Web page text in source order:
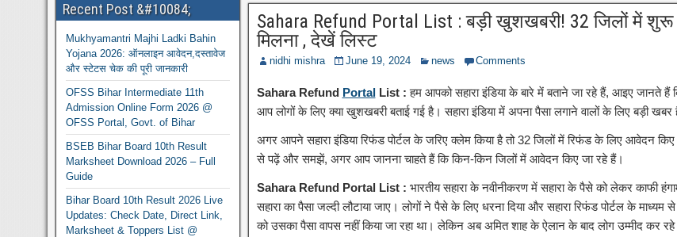
Sahara Refund Portal List : बड़ी खुशखबरी! 32 जिलों में शुरू
मिलना , देखें लिस्ट
nidhi mishra June 19, 2024 news Comments
Sahara Refund PortalList :हम आपको सहारा इंडिया के बारे में बताने जा रहे हैं, आइए जानते
आप लोगों के लिए क्या खुशखबरी बताई गई है। सहारा इंडिया में अपना पैसा लगाने वालों के लिए बड़ी खबर
अगर आपने सहारा इंडिया रिफंड पोर्टल के जरिए क्लेम किया है तो 32 जिलों में रिफंड के लिए आवेदन
से पढ़ें और समझें, अगर आप जानना चाहते हैं कि किन-किन जिलों में आवेदन किए जा रहे हैं।
Sahara Refund Portal List : भारतीय सहारा के नवीनीकरण में सहारा के पैसे को लेकर काफी
सहारा का पैसा जल्दी लौटाया जाए। लोगों ने पैसे के लिए धरना दिया और सहारा रिफंड पोर्टल के माध्यम से
को उसका पैसा वापस नहीं किया जा रहा था। लेकिन अब अमित शाह के ऐलान के बाद लोग उम्मीद कर
Recent Post &#10084;
Mukhyamantri Majhi Ladki Bahin
Yojana 2026: ऑनलाइन आवेदन,दस्तावेज
और स्टेटस चेक की पूरी जानकारी
OFSS Bihar Intermediate 11th
Admission Online Form 2026 @
OFSS Portal, Govt. of Bihar
BSEB Bihar Board 10th Result
Marksheet Download 2026 – Full
Guide
Bihar Board 10th Result 2026 Live
Updates: Check Date, Direct Link,
Marksheet & Toppers List @